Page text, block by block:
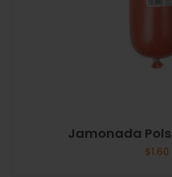
Jamonada
$1.60